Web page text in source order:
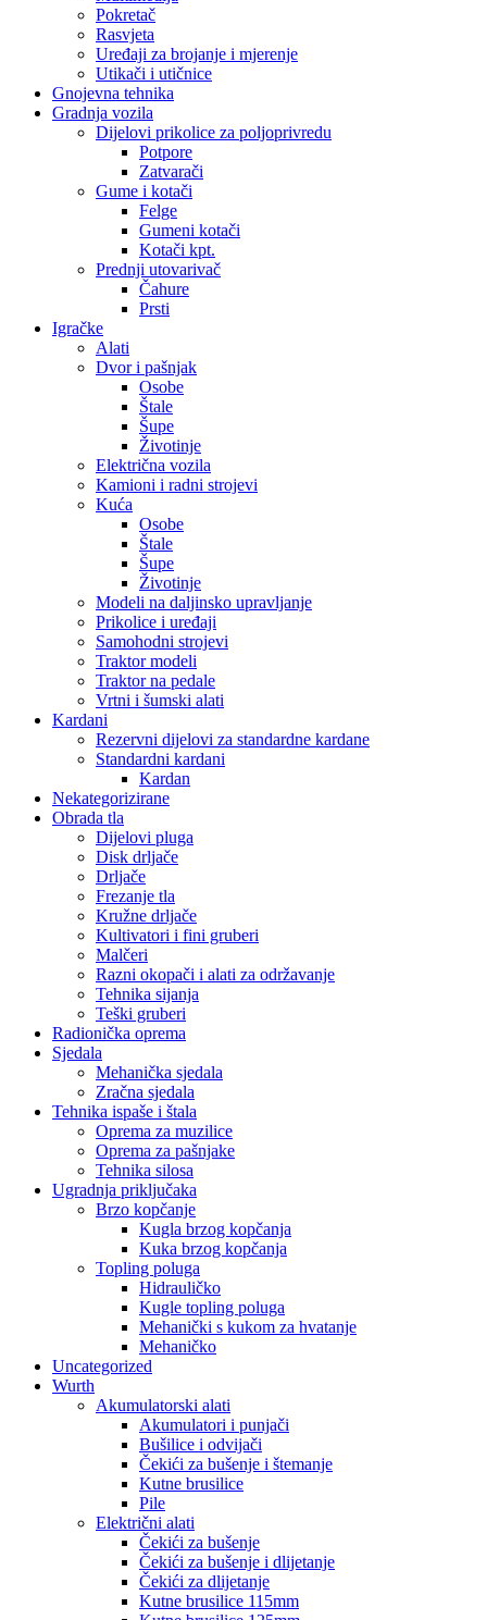
Pokretač
Rasvjeta
Uređaji za brojanje i mjerenje
Utikači i utičnice
Gnojevna tehnika
Gradnja vozila
Dijelovi prikolice za poljoprivredu
Potpore
Zatvarači
Gume i kotači
Felge
Gumeni kotači
Kotači kpt.
Prednji utovarivač
Čahure
Prsti
Igračke
Alati
Dvor i pašnjak
Osobe
Štale
Šupe
Životinje
Električna vozila
Kamioni i radni strojevi
Kuća
Osobe
Štale
Šupe
Životinje
Modeli na daljinsko upravljanje
Prikolice i uređaji
Samohodni strojevi
Traktor modeli
Traktor na pedale
Vrtni i šumski alati
Kardani
Rezervni dijelovi za standardne kardane
Standardni kardani
Kardan
Nekategorizirane
Obrada tla
Dijelovi pluga
Disk drljače
Drljače
Frezanje tla
Kružne drljače
Kultivatori i fini gruberi
Malčeri
Razni okopači i alati za održavanje
Tehnika sijanja
Teški gruberi
Radionička oprema
Sjedala
Mehanička sjedala
Zračna sjedala
Tehnika ispaše i štala
Oprema za muzilice
Oprema za pašnjake
Tehnika silosa
Ugradnja priključaka
Brzo kopčanje
Kugla brzog kopčanja
Kuka brzog kopčanja
Topling poluga
Hidrauličko
Kugle topling poluga
Mehanički s kukom za hvatanje
Mehaničko
Uncategorized
Wurth
Akumulatorski alati
Akumulatori i punjači
Bušilice i odvijači
Čekići za bušenje i štemanje
Kutne brusilice
Pile
Električni alati
Čekići za bušenje
Čekići za bušenje i dlijetanje
Čekići za dlijetanje
Kutne brusilice 115mm